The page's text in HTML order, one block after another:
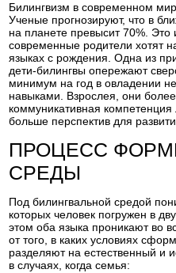
Билингвизм в современном
Ученые прогнозируют, что в
на планете превысит 70%. Это
современные родители хотят
языках с рождения. Одна из
дети-билингвы опережают
минимум на год в овладении
навыками. Взрослея, они
коммуникативная
больше перспектив для
ПРОЦЕСС
СРЕДЫ
Под билингвальной средой
которых человек погружен в
этом оба языка проникают во
от того, в каких условиях
разделяют на естественный и
в случаях, когда семья: